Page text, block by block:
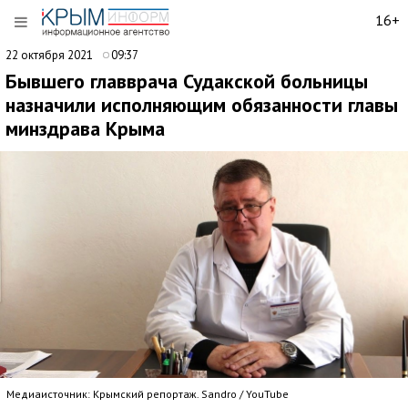
16+
22 октября 2021 09:37
Бывшего главврача Судакской больницы
назначили исполняющим обязанности главы
минздрава Крыма
Медиаисточник: Крымский репортаж. Sandro / YouTube